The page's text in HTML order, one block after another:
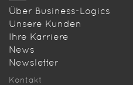
Über Business-Logics
Unsere Kunden
Ihre Karriere
News
Newsletter
Kontakt